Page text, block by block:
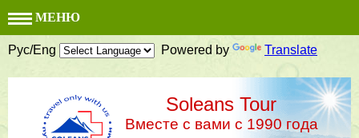
МЕНЮ
Рус/Eng Powered by Translate
Soleans Tour
Вместе с вами с 1990 года